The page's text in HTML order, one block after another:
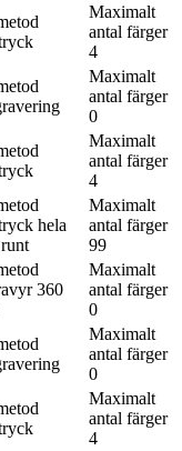
Maximalt
antal färger
4
Maximalt
antal färger
0
Maximalt
antal färger
4
hela
Maximalt
antal färger
99
360
Maximalt
antal färger
0
Maximalt
antal färger
0
Maximalt
antal färger
4